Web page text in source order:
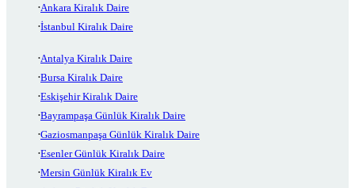
Ankara Kiralık Daire
İstanbul Kiralık Daire
Antalya Kiralık Daire
Bursa Kiralık Daire
Eskişehir Kiralık Daire
Bayrampaşa Günlük Kiralık Daire
Gaziosmanpaşa Günlük Kiralık Daire
Esenler Günlük Kiralık Daire
Mersin Günlük Kiralık Ev